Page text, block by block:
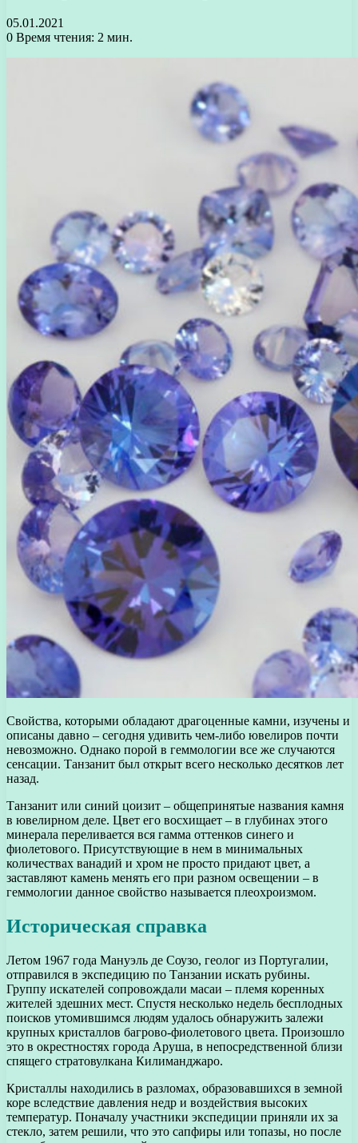
05.01.2021
0 Время чтения: 2 мин.
Свойства, которыми обладают драгоценные камни, изучены и
описаны давно – сегодня удивить чем-либо ювелиров почти
невозможно. Однако порой в геммологии все же случаются
сенсации. Танзанит был открыт всего несколько десятков лет
назад.
Танзанит или синий цоизит – общепринятые названия камня
в ювелирном деле. Цвет его восхищает – в глубинах этого
минерала переливается вся гамма оттенков синего и
фиолетового. Присутствующие в нем в минимальных
количествах ванадий и хром не просто придают цвет, а
заставляют камень менять его при разном освещении – в
геммологии данное свойство называется плеохроизмом.
Историческая справка
Летом 1967 года Мануэль де Соузо, геолог из Португалии,
отправился в экспедицию по Танзании искать рубины.
Группу искателей сопровождали масаи – племя коренных
жителей здешних мест. Спустя несколько недель бесплодных
поисков утомившимся людям удалось обнаружить залежи
крупных кристаллов багрово-фиолетового цвета. Произошло
это в окрестностях города Аруша, в непосредственной близи
спящего стратовулкана Килиманджаро.
Кристаллы находились в разломах, образовавшихся в земной
коре вследствие давления недр и воздействия высоких
температур. Поначалу участники экспедиции приняли их за
стекло, затем решили, что это сапфиры или топазы, но после